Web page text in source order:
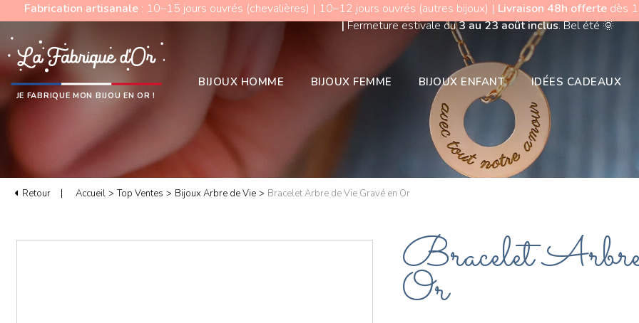
Fabrication artisanale: 10–15 jours ouvrés (chevalières) | 10–12 jours ouvrés (autres bijoux) | Livraison 48h offertedès
|Fermeture estivale du3 au 23 août inclus. Bel été🌞
JE FABRIQUE MON BIJOU EN OR !
BIJOUX HOMME BIJOUX FEMME BIJOUX ENFANT IDÉES CADEAUX
Retour Accueil > Top Ventes > Bijoux Arbre de Vie > Bracelet Arbre de Vie Gravé en Or
Bracelet
Or